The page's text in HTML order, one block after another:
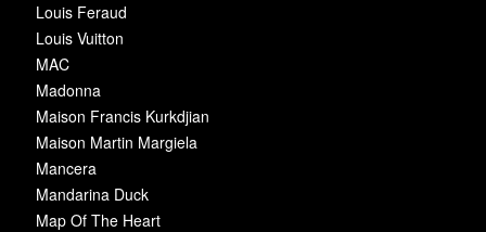
Louis Feraud
Louis Vuitton
MAC
Madonna
Maison Francis Kurkdjian
Maison Martin Margiela
Mancera
Mandarina Duck
Map Of The Heart